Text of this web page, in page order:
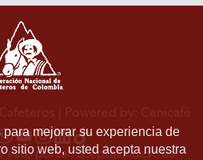
mejorar su experiencia de
sitio web, usted acepta nuestra
| Powered by: Cenicafé
este portal, aceptas nuestros